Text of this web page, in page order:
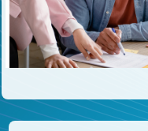
C'è un modo di contribuire
delle vittime della strada e
loro familiari che non